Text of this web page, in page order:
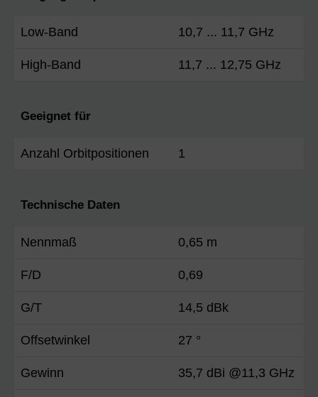
Low-Band 10,7 ... 11,7 GHz
High-Band 11,7 ... 12,75 GHz
Geeignet für
Anzahl Orbitpositionen 1
Technische Daten
Nennmaß 0,65 m
F/D 0,69
G/T 14,5 dBk
Offsetwinkel 27 °
Gewinn 35,7 dBi @11,3 GHz